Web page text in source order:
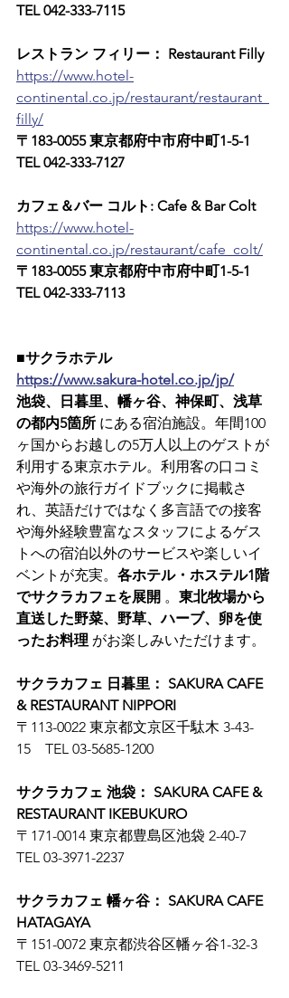
TEL 042-333-7115
レストラン フィリー： Restaurant Filly
https://www.hotel-
continental.co.jp/restaurant/restaurant_
filly/
〒183-0055 東京都府中市府中町1-5-1
TEL 042-333-7127
カフェ＆バー コルト: Cafe & Bar Colt
https://www.hotel-
continental.co.jp/restaurant/cafe_colt/
〒183-0055 東京都府中市府中町1-5-1
TEL 042-333-7113
■サクラホテル
https://www.sakura-hotel.co.jp/jp/
池袋、日暮里、幡ヶ谷、神保町、浅草
の都内5箇所 にある宿泊施設。年間100
ヶ国からお越しの5万人以上のゲストが
利用する東京ホテル。利用客の口コミ
や海外の旅行ガイドブックに掲載さ
れ、英語だけではなく多言語での接客
や海外経験豊富なスタッフによるゲス
トへの宿泊以外のサービスや楽しいイ
ベントが充実。 各ホテル・ホステル1階
でサクラカフェを展開 。 東北牧場から
直送した野菜、野草、ハーブ、卵を使
ったお料理 がお楽しみいただけます。
サクラカフェ 日暮里： SAKURA CAFE
& RESTAURANT NIPPORI
〒113-0022 東京都文京区千駄木 3-43-
15　TEL 03-5685-1200
サクラカフェ 池袋： SAKURA CAFE &
RESTAURANT IKEBUKURO
〒171-0014 東京都豊島区池袋 2-40-7
TEL 03-3971-2237
サクラカフェ 幡ヶ谷： SAKURA CAFE
HATAGAYA
〒151-0072 東京都渋谷区幡ヶ谷1-32-3
TEL 03-3469-5211